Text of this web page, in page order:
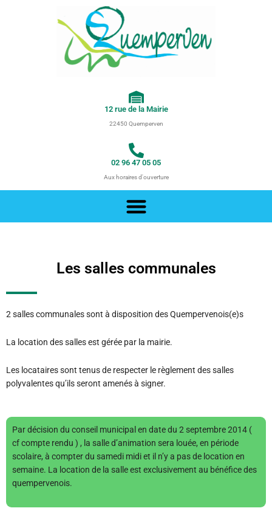
12 rue de la Mairie
22450 Quemperven
02 96 47 05 05
Aux horaires d'ouverture
Les salles communales
2 salles communales sont à disposition des Quempervenois(e)s
La location des salles est gérée par la mairie.
Les locataires sont tenus de respecter le règlement des salles
polyvalentes qu’ils seront amenés à signer.
Par décision du conseil municipal en date du 2 septembre 2014 (
cf compte rendu ) , la salle d’animation sera louée, en période
scolaire, à compter du samedi midi et il n’y a pas de location en
semaine. La location de la salle est exclusivement au bénéfice des
quempervenois.